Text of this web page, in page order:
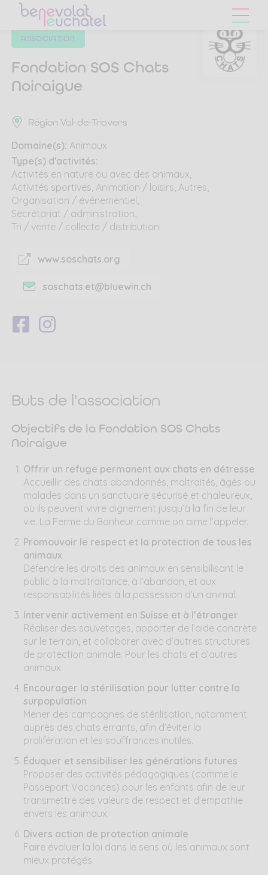
main
navigation
content
ASSOCIATION
Fondation SOS Chats
Noiraigue
Région Val-de-Travers
Domaine(s): Animaux
Type(s) d'activités:
Activités en nature ou avec des animaux
Activités sportives Animation / loisirs Autres
Organisation / événementiel
Secrétariat / administration
Tri / vente / collecte / distribution
www.soschats.org
soschats.et@bluewin.ch
Suivez-
nous
Suivez-
nous
Buts de l'association
Objectifs de la Fondation SOS Chats
Noiraigue
Offrir un refuge permanent aux chats en détresse
Accueillir des chats abandonnés, maltraités, âgés ou
malades dans un sanctuaire sécurisé et chaleureux,
où ils peuvent vivre dignement jusqu’à la fin de leur
vie. La Ferme du Bonheur comme on aime l’appeler.
Promouvoir le respect et la protection de tous les
animaux
Défendre les droits des animaux en sensibilisant le
public à la maltraitance, à l’abandon, et aux
responsabilités liées à la possession d’un animal.
Intervenir activement en Suisse et à l’étranger
Réaliser des sauvetages, apporter de l’aide concrète
sur le terrain, et collaborer avec d’autres structures
de protection animale. Pour les chats et d’autres
animaux.
Encourager la stérilisation pour lutter contre la
surpopulation
Mener des campagnes de stérilisation, notamment
auprès des chats errants, afin d’éviter la
prolifération et les souffrances inutiles.
Éduquer et sensibiliser les générations futures
Proposer des activités pédagogiques (comme le
Passeport Vacances) pour les enfants afin de leur
transmettre des valeurs de respect et d’empathie
envers les animaux.
Divers action de protection animale
Faire évoluer la loi dans le sens où les animaux sont
mieux protégés.